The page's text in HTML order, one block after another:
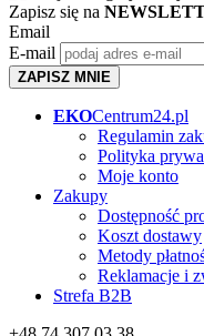
Zapisz się na
Email
E-mail
ZAPISZ MNIE
EKOCentrum24.pl
Regulamin
Polityka
Moje konto
Zakupy
Dostępność
Koszt dostawy
Metody
Reklamacje i
Strefa B2B